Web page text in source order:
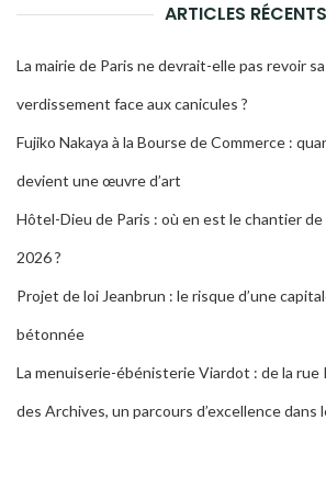
ARTICLES RÉCENTS
La mairie de Paris ne devrait-elle pas revoir
verdissement face aux canicules ?
Fujiko Nakaya à la Bourse de Commerce :
devient une œuvre d’art
Hôtel-Dieu de Paris : où en est le chantier
2026 ?
Projet de loi Jeanbrun : le risque d’une
bétonnée
La menuiserie-ébénisterie Viardot : de la rue
des Archives, un parcours d’excellence dans